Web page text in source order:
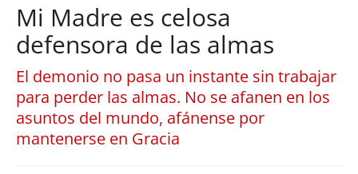
Mi Madre es celosa
defensora de las almas
El demonio no pasa un instante sin trabajar
para perder las almas. No se afanen en los
asuntos del mundo, afánense por
mantenerse en Gracia